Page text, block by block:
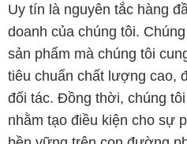
Uy tín là nguyên tắc hàng
doanh của chúng tôi.
sản phẩm mà chúng tôi
tiêu chuẩn chất lượng cao,
đối tác. Đồng thời, chúng
nhằm tạo điều kiện cho sự